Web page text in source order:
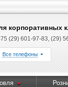
корпоративных
(29) 601-97-83, (29)
Все телефоны